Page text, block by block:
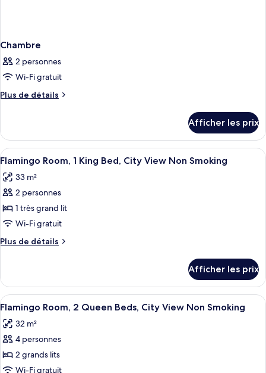
Chambre
2 personnes
Wi-Fi gratuit
Plus de détails
Plus
Chambre
Afficher les prix
Afficher
toutes
les
photos
pour
ce
type
de
Flamingo
Room,
1
King
Bed,
City
View
Une chambre d’hôtel avec un grand
5
Flamingo Room, 1 King Bed, City View Non Smoking
33 m²
2 personnes
1 très grand lit
Wi-Fi gratuit
Plus de détails
Plus
Flamingo
Room,
1
Bed,
City
Non
Smoking
Afficher les prix
Afficher
toutes
les
photos
pour
ce
Une chambre d’hôtel avec deux lits,
6
Flamingo Room, 2 Queen Beds, City View Non Smoking
32 m²
4 personnes
2 grands lits
Wi-Fi gratuit